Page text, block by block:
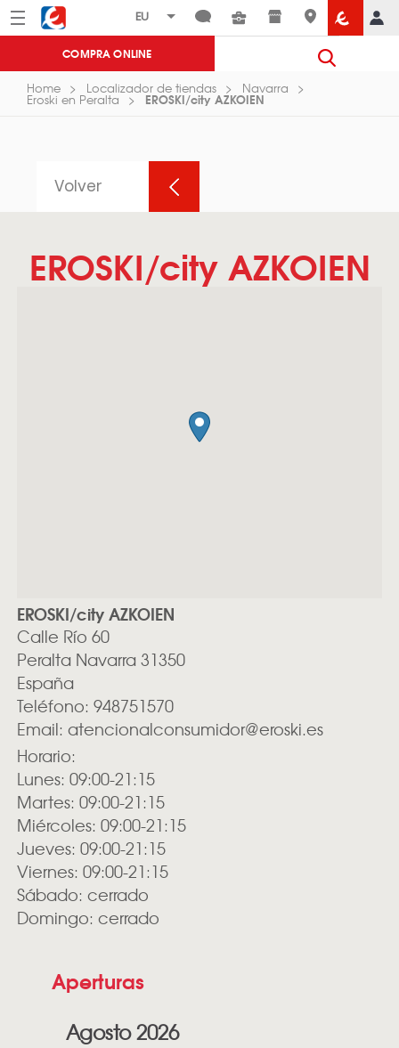
Menú Eroski
COMPRA ONLINE
Home Localizador de tiendas Navarra
Eroski en Peralta EROSKI/city AZKOIEN
Volver
EROSKI/city AZKOIEN
EROSKI/city AZKOIEN
Calle Río 60
Peralta Navarra 31350
España
Teléfono: 948751570
Email: atencionalconsumidor@eroski.es
Horario:
Lunes: 09:00-21:15
Martes: 09:00-21:15
Miércoles: 09:00-21:15
Jueves: 09:00-21:15
Viernes: 09:00-21:15
Sábado: cerrado
Domingo: cerrado
Aperturas
Agosto 2026